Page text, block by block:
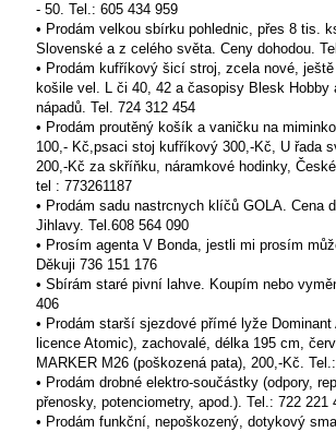
- 50. Tel.: 605 434 959
• Prodám velkou sbírku pohlednic, přes 8 tis.
Slovenské a z celého světa. Ceny dohodou.
• Prodám kufříkový šicí stroj, zcela nové,
košile vel. L či 40, 42 a časopisy Blesk Hobby
nápadů. Tel. 724 312 454
• Prodám proutěný košík a vaničku na
100,- Kč,psaci stoj kufříkový 300,-Kč, U řada
200,-Kč za skříňku, náramkové hodinky,
tel : 773261187
• Prodám sadu nastrcnych klíčů GOLA. Cena
Jihlavy. Tel.608 564 090
• Prosím agenta V Bonda, jestli mi prosím
Děkuji 736 151 176
• Sbírám staré pivní lahve. Koupím nebo
406
• Prodám starší sjezdové přímé lyže Dominant
licence Atomic), zachovalé, délka 195 cm,
MARKER M26 (poškozená pata), 200,-Kč.
• Prodám drobné elektro-součástky (odpory,
přenosky, potenciometry, apod.). Tel.: 722 221
• Prodám funkční, nepoškozený, dotykový